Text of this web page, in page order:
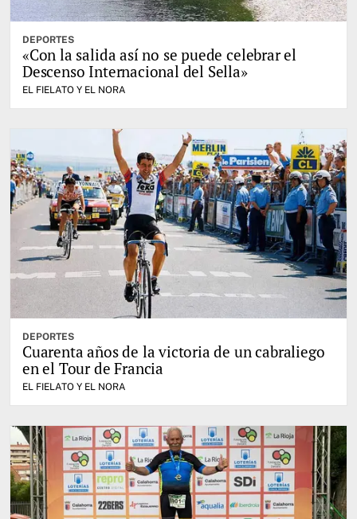
DEPORTES
«Con la salida así no se puede celebrar el
Descenso Internacional del Sella»
EL FIELATO Y EL NORA
DEPORTES
Cuarenta años de la victoria de un cabraliego
en el Tour de Francia
EL FIELATO Y EL NORA